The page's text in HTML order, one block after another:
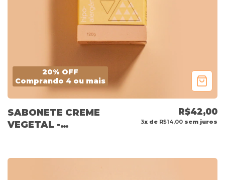
20% OFF
Comprando 4 ou mais
SABONETE CREME
VEGETAL -
R$42,00
3x de R$14,00 sem juros